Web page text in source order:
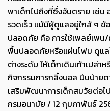
พาเด็กไปถึงที่ซึ่งอันตราย เช่น
รวดเร็ว แม้มีผู้ดูแลอยู่ใกล้ ๆ ข้
ปลอดภัย คือ การใช้เพลย์เพ
พื้นปลอดภัยหรือแผ่นโฟม ดูแ
ต่างระดับ ให้เด็กเดินเท้าเปล่า
กิจกรรมการกลิ้งบอล ปีนป่าย
เสริมพัฒนาการเด็กสมวัยต่อไป
กรมอนามัย / 12 กุมภาพันธ์